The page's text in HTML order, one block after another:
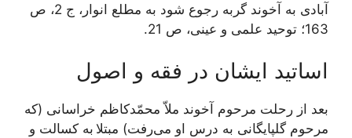
آبادی به آخوند گربه رجوع شود به مطلع انوار، ج 2، ص
163؛ توحید علمی و عینی، ص 21.
اساتید ایشان در فقه و اصول
بعد از رحلت مرحوم آخوند ملاّ محمّدکاظم خراسانی (که
مرحوم گلپایگانی به درس او می‌رفت) مبتلا به کسالت و